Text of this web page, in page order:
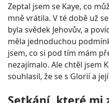
Zeptal jsem se Kaye, co
mně vrátila. V té době už
byla svědek Jehovův, a
měla jednoduchou
jsem, co si pod tím mám
nezajímalo. Ale chtěl jsem
souhlasil, že se s Glorií a